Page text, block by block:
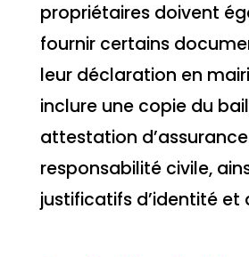
propriétaires doivent
fournir certains
leur déclaration en
inclure une copie du
attestation d’assurance
responsabilité civile,
justificatifs d’identité et